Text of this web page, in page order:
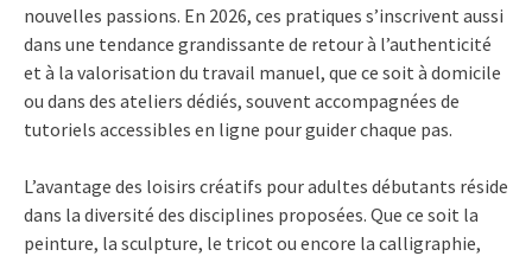
nouvelles passions. En 2026, ces pratiques s’inscrivent aussi
dans une tendance grandissante de retour à l’authenticité
et à la valorisation du travail manuel, que ce soit à domicile
ou dans des ateliers dédiés, souvent accompagnées de
tutoriels accessibles en ligne pour guider chaque pas.
L’avantage des loisirs créatifs pour adultes débutants réside
dans la diversité des disciplines proposées. Que ce soit la
peinture, la sculpture, le tricot ou encore la calligraphie,